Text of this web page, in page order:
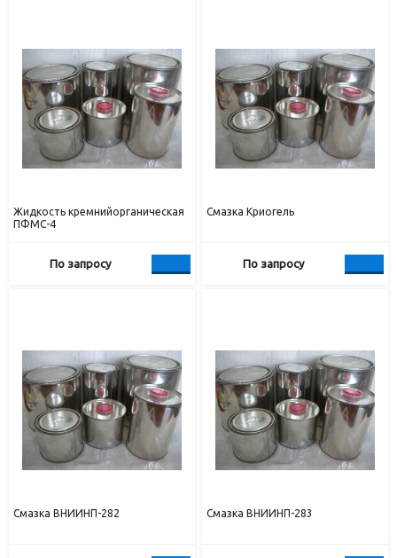
Жидкость кремнийорганическая
ПФМС-4
По запросу
Смазка Криогель
По запросу
Смазка ВНИИНП-282 Смазка ВНИИНП-283